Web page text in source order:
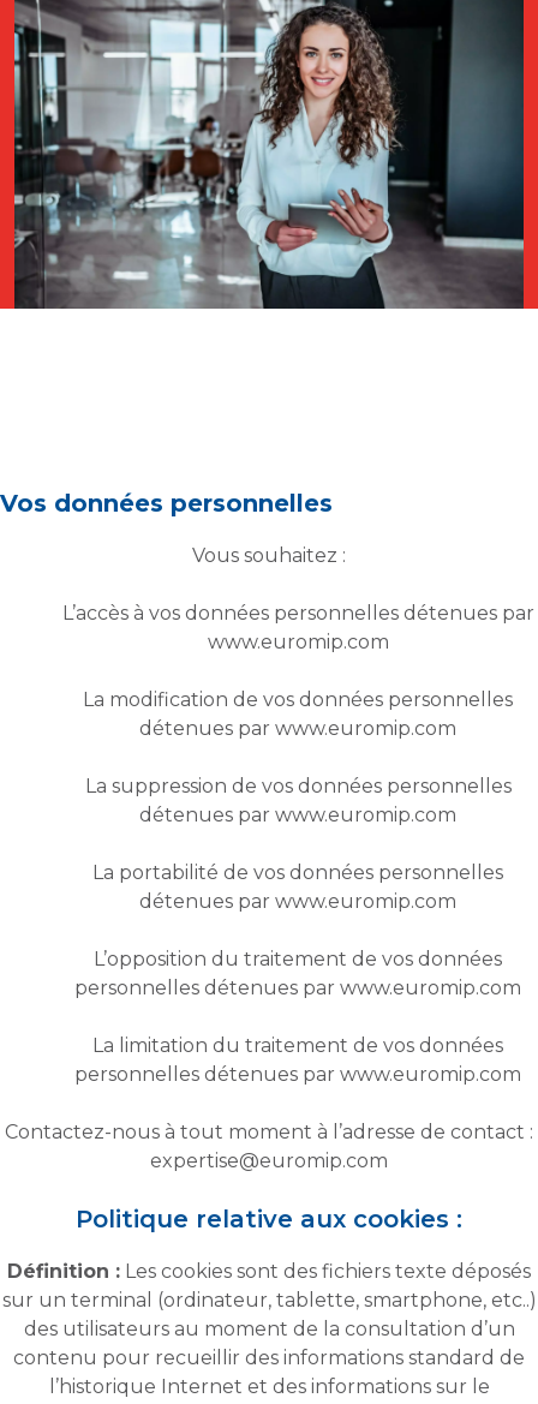
Vos données personnelles
Vous souhaitez :
L’accès à vos données personnelles détenues par
www.euromip.com
La modification de vos données personnelles
détenues par www.euromip.com
La suppression de vos données personnelles
détenues par www.euromip.com
La portabilité de vos données personnelles
détenues par www.euromip.com
L’opposition du traitement de vos données
personnelles détenues par www.euromip.com
La limitation du traitement de vos données
personnelles détenues par www.euromip.com
Contactez-nous à tout moment à l’adresse de contact :
expertise@euromip.com
Politique relative aux cookies :
Définition : Les cookies sont des fichiers texte déposés
sur un terminal (ordinateur, tablette, smartphone, etc..)
des utilisateurs au moment de la consultation d’un
contenu pour recueillir des informations standard de
l’historique Internet et des informations sur le